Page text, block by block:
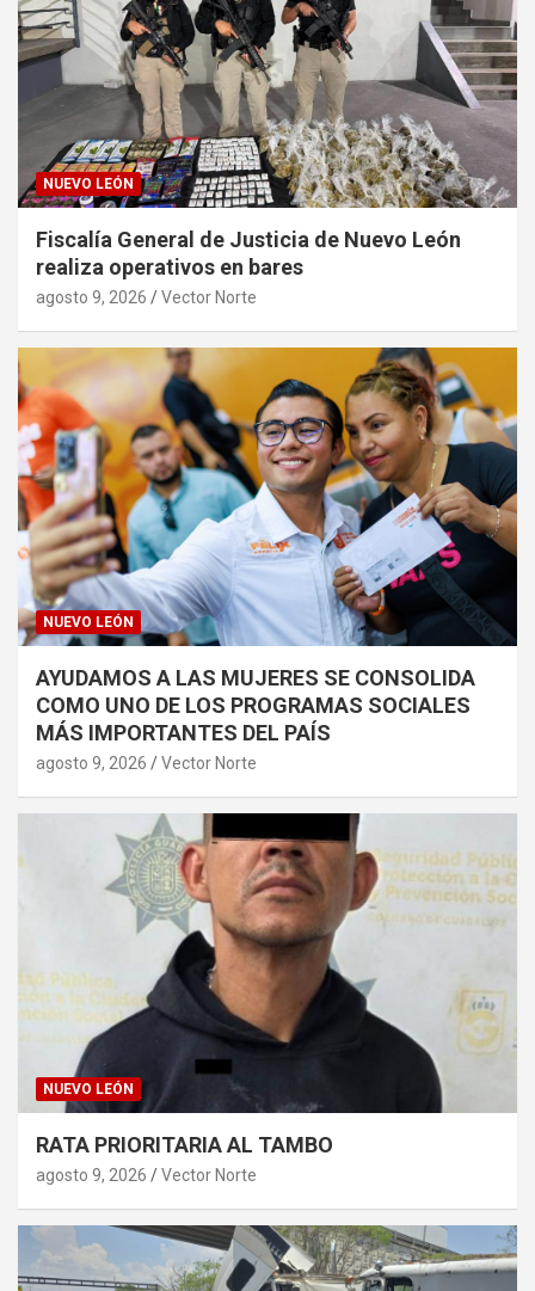
NUEVO LEÓN
Fiscalía General de Justicia de Nuevo León
realiza operativos en bares
agosto 9, 2026 Vector Norte
NUEVO LEÓN
AYUDAMOS A LAS MUJERES SE CONSOLIDA
COMO UNO DE LOS PROGRAMAS SOCIALES
MÁS IMPORTANTES DEL PAÍS
agosto 9, 2026 Vector Norte
NUEVO LEÓN
RATA PRIORITARIA AL TAMBO
agosto 9, 2026 Vector Norte